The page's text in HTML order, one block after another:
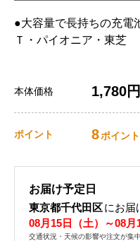
●大容量で長持ちの充電
Ｔ・パイオニア・東芝
本体価格 1,780円
ポイント 8ポイント
お届け予定日
東京都千代田区にお届
08月15日（土）～08月
交通状況・天候の影響や注文が集